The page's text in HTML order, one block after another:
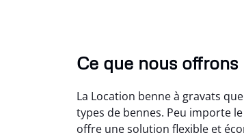
Ce que nous offrons
La Location benne à gravats
types de bennes. Peu importe
offre une solution flexible et